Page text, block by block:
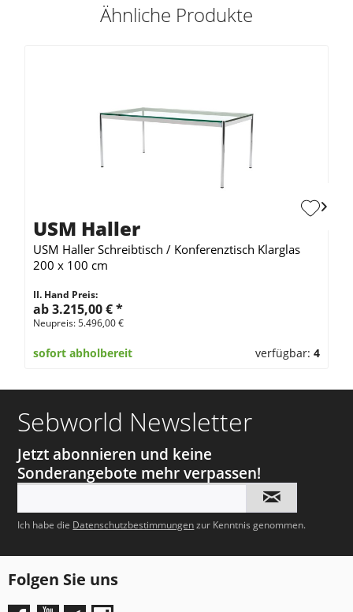
Ähnliche Produkte
USM Haller
USM Haller Schreibtisch / Konferenztisch Klarglas
200 x 100 cm
II. Hand Preis:
ab 3.215,00 €*
Neupreis: 5.496,00 €
sofort abholbereit verfügbar: 4
Sebworld Newsletter
Jetzt abonnieren und keine
Sonderangebote mehr verpassen!
Ich habe die Datenschutzbestimmungenzur Kenntnis genommen.
Folgen Sie uns